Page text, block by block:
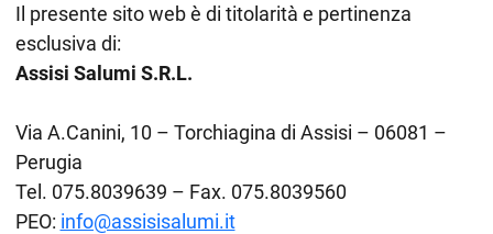
Il presente sito web è di titolarità e pertinenza
esclusiva di:
Assisi Salumi S.R.L.
Via A.Canini, 10 – Torchiagina di Assisi – 06081 –
Perugia
Tel. 075.8039639 – Fax. 075.8039560
PEO: info@assisisalumi.it